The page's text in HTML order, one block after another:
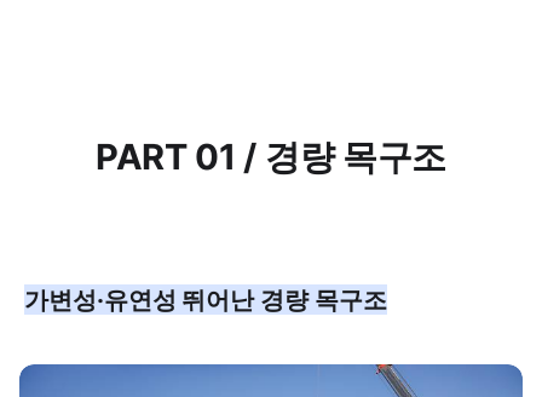
PART 01 / 경량 목구조
가변성·유연성 뛰어난 경량 목구조